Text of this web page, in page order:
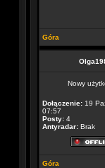
Góra
Nowy
Dołączenie: 19
07:57
Posty: 4
Antyradar: Brak
Góra